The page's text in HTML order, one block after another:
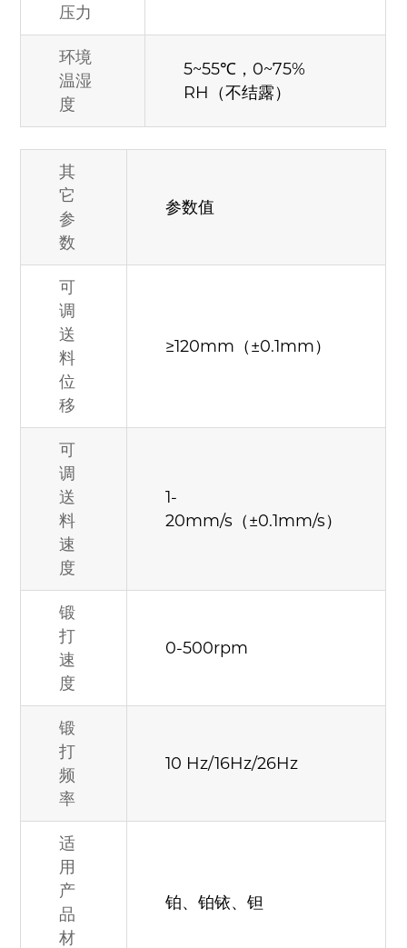
压力
环境
温湿
度
5~55℃，0~75%
RH（不结露）
其
它
参
数
参数值
可
调
送
料
位
移
≥120mm（±0.1mm）
可
调
送
料
速
度
1-
20mm/s（±0.1mm/s）
锻
打
速
度
0-500rpm
锻
打
频
率
10 Hz/16Hz/26Hz
适
用
产
品
材
铂、铂铱、钽